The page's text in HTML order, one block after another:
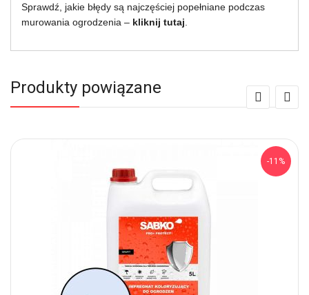
Sprawdź, jakie błędy są najczęściej popełniane podczas
murowania ogrodzenia – kliknij tutaj
Produkty powiązane
-11%